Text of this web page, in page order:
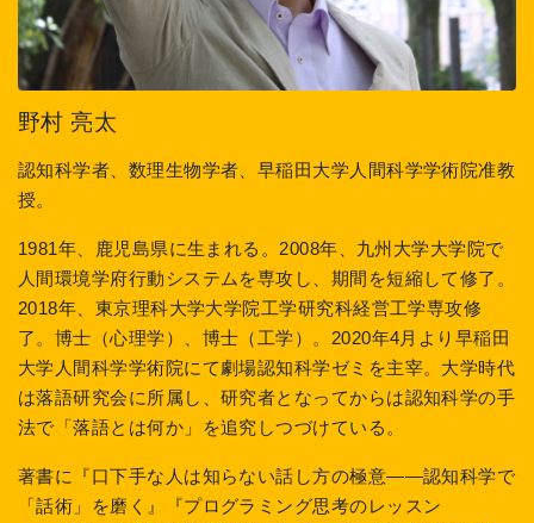
野村 亮太
認知科学者、数理生物学者、早稲田大学人間科学学術院准教
授。
1981年、鹿児島県に生まれる。2008年、九州大学大学院で
人間環境学府行動システムを専攻し、期間を短縮して修了。
2018年、東京理科大学大学院工学研究科経営工学専攻修
了。博士（心理学）、博士（工学）。2020年4月より早稲田
大学人間科学学術院にて劇場認知科学ゼミを主宰。大学時代
は落語研究会に所属し、研究者となってからは認知科学の手
法で「落語とは何か」を追究しつづけている。
著書に『口下手な人は知らない話し方の極意――認知科学で
「話術」を磨く』『プログラミング思考のレッスン